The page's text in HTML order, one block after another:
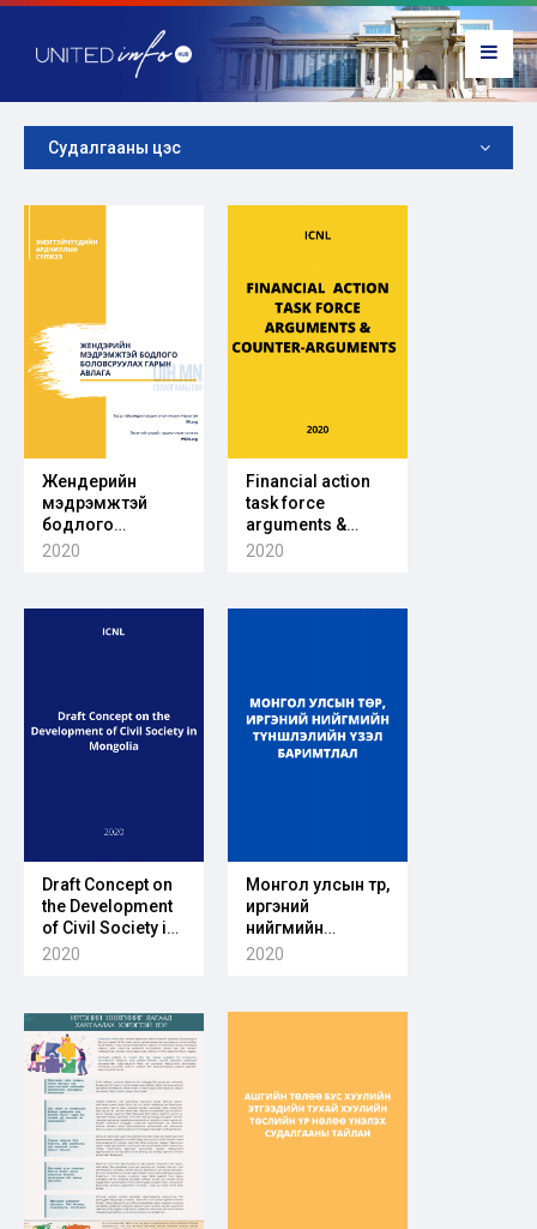
Судалгааны цэс
Жендерийн
мэдрэмжтэй
бодлого
боловсруулах
2020
Financial action
task force
arguments &
Counter-
2020
Draft Concept on
the Development
of Civil Society in
Mongolia
2020
Монгол улсын төр,
иргэний
нийгмийн
түншлэлийн үзэл
2020